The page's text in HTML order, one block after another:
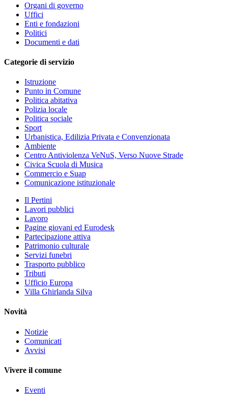
Organi di governo
Uffici
Enti e fondazioni
Politici
Documenti e dati
Categorie di servizio
Istruzione
Punto in Comune
Politica abitativa
Polizia locale
Politica sociale
Sport
Urbanistica, Edilizia Privata e Convenzionata
Ambiente
Centro Antiviolenza VeNuS, Verso Nuove Strade
Civica Scuola di Musica
Commercio e Suap
Comunicazione istituzionale
Il Pertini
Lavori pubblici
Lavoro
Pagine giovani ed Eurodesk
Partecipazione attiva
Patrimonio culturale
Servizi funebri
Trasporto pubblico
Tributi
Ufficio Europa
Villa Ghirlanda Silva
Novità
Notizie
Comunicati
Avvisi
Vivere il comune
Eventi